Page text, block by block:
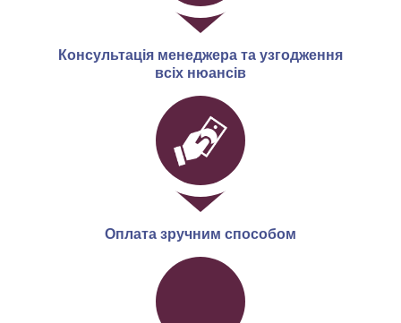
Консультація менеджера та узгодження
всіх нюансів
Оплата зручним способом